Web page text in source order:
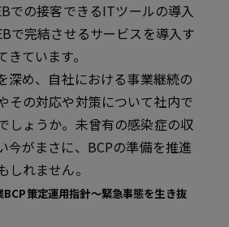
での接客できるITツールの導入
で完結させるサービスを導入す
ています。
深め、自社における事業継続の
その対応や対策について社内で
しょうか。未曾有の感染症の収
今がまさに、BCPの準備を推進
れません。
策定運用指針～緊急事態を生き抜